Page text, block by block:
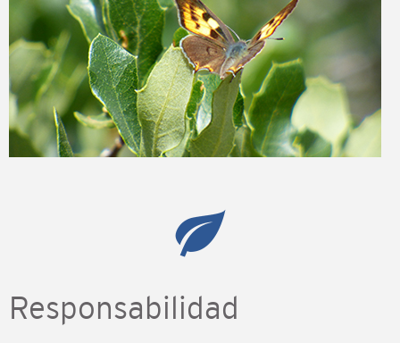
Responsabilidad